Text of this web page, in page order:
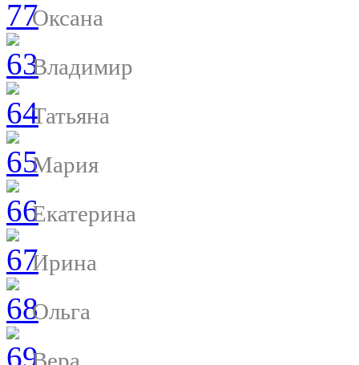
Оксана
Владимир
Татьяна
Мария
Екатерина
Ирина
Ольга